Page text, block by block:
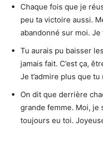
Chaque fois que je
peu ta victoire aussi.
abandonné sur moi. Je
Tu aurais pu baisser
jamais fait. C’est ça,
Je t’admire plus que tu
On dit que derrière
grande femme. Moi, je
toujours eu toi.